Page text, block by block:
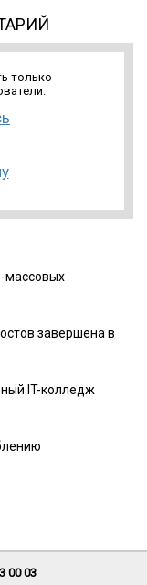
только
массовых
завершена в
IT-колледж
00 03